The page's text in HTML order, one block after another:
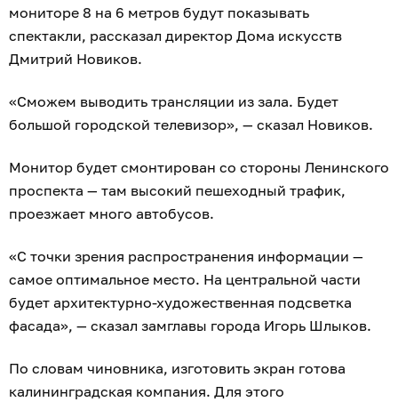
мониторе 8 на 6 метров будут показывать
спектакли, рассказал директор Дома искусств
Дмитрий Новиков.
«Сможем выводить трансляции из зала. Будет
большой городской телевизор», — сказал Новиков.
Монитор будет смонтирован со стороны Ленинского
проспекта — там высокий пешеходный трафик,
проезжает много автобусов.
«С точки зрения распространения информации —
самое оптимальное место. На центральной части
будет архитектурно-художественная подсветка
фасада», — сказал замглавы города Игорь Шлыков.
По словам чиновника, изготовить экран готова
калининградская компания. Для этого